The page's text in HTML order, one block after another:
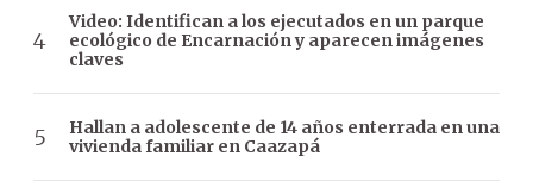
Video: Identifican a los ejecutados en un parque
ecológico de Encarnación y aparecen imágenes
claves
Hallan a adolescente de 14 años enterrada en una
vivienda familiar en Caazapá